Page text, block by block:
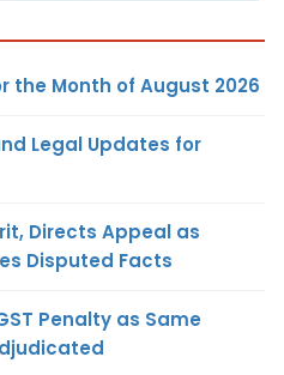
the Month of August 2026
Legal Updates for
Directs Appeal as
Disputed Facts
Penalty as Same